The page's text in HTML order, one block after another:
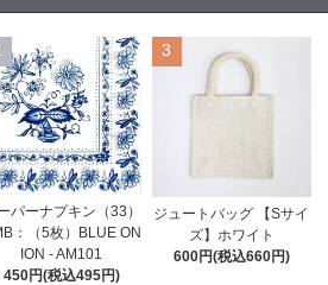
パーナプキン（33）
：（5枚）BLUE ON
ION - AM101
450円(税込495円)
3
ジュートバッグ 【Sサイ
ズ】ホワイト
600円(税込660円)